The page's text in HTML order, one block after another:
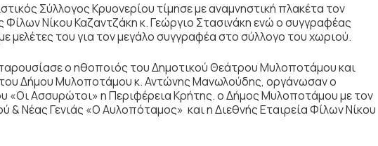
Σύλλογος Κρυονερίου τίμησε με αναμνηστική πλακέτα τον
Νίκου Καζαντζάκη κ. Γεώργιο Στασινάκη ενώ ο συγγραφέας
μελέτες του για τον μεγάλο συγγραφέα στο σύλλογο του χωριού.
ο ηθοποιός του Δημοτικού Θεάτρου Μυλοποτάμου και
Δήμου Μυλοποτάμου κ. Αντώνης Μανωλούδης, οργάνωσαν ο
«Οι Ασσυρώτοι» η Περιφέρεια Κρήτης. ο Δήμος Μυλοποτάμου με τον
& Νέας Γενιάς «Ο Αυλοπόταμος» και η Διεθνής Εταιρεία Φίλων Νίκου